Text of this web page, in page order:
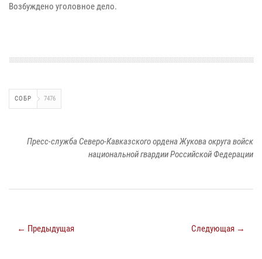
Возбуждено уголовное дело.
СОБР 7476
Пресс-служба Северо-Кавказского ордена Жукова округа войск
национальной гвардии Российской Федерации
← Предыдущая Следующая →